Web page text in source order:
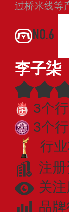
过桥米线等
NO.6
李子柒
3个
3个
行
注册
关
品